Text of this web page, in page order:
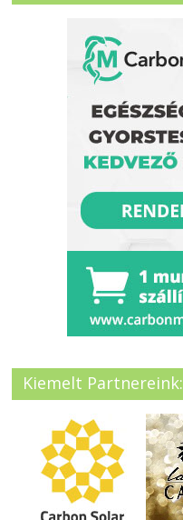
Kiemelt Partnereink: